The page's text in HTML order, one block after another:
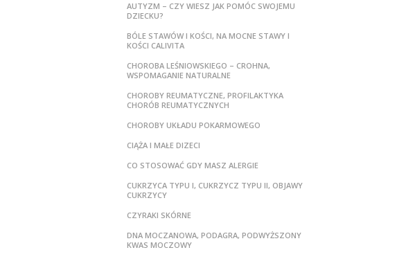
AUTYZM – CZY WIESZ JAK POMÓC SWOJEMU
DZIECKU?
BÓLE STAWÓW I KOŚCI, NA MOCNE STAWY I
KOŚCI CALIVITA
CHOROBA LEŚNIOWSKIEGO – CROHNA,
WSPOMAGANIE NATURALNE
CHOROBY REUMATYCZNE, PROFILAKTYKA
CHORÓB REUMATYCZNYCH
CHOROBY UKŁADU POKARMOWEGO
CIĄŻA I MAŁE DIZECI
CO STOSOWAĆ GDY MASZ ALERGIE
CUKRZYCA TYPU I, CUKRZYCZ TYPU II, OBJAWY
CUKRZYCY
CZYRAKI SKÓRNE
DNA MOCZANOWA, PODAGRA, PODWYŻSZONY
KWAS MOCZOWY